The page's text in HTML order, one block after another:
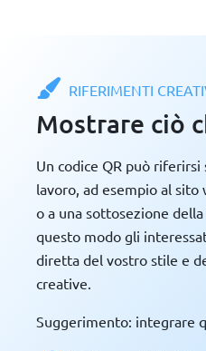
RIFERIMENTI
Mostrare ciò
Un codice QR può
lavoro, ad esempio al
o a una sottosezione
questo modo gli
diretta del vostro stile e
creative.
Suggerimento: integrare